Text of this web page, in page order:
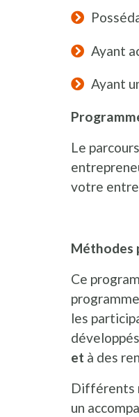
Ayant
Ayant
Le
votre
Méthodes
Ce
les
et à des
Différents
un